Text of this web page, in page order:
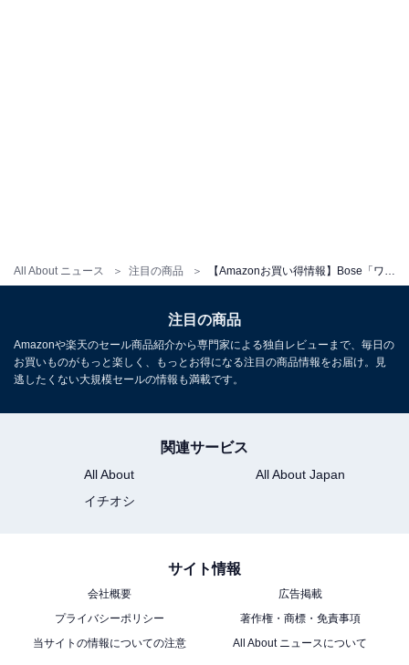
All About ニュース 注目の商品
Bose QuietComfort Ultra Headphones LE（第2世代）
ホン ノイズキャンセリング Bluetooth接続 マイク搭載 最
Amazonで見る
注目の商品
Amazonや楽天のセール商品紹介から専門家による独自レビューまで、毎日の
お買いものがもっと楽しく、もっとお得になる注目の商品情報をお届け。見
逃したくない大規模セールの情報も満載です。
関連サービス
All About
All About Japan
イチオシ
サイト情報
会社概要
広告掲載
プライバシーポリシー
著作権・商標・免責事項
当サイトの情報についての注意
All About ニュースについて